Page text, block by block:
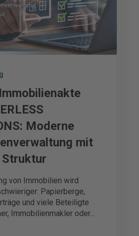
Moderne
mit
von Immobilien wird
Papierberge,
und viele Beteiligte
Immobilienmakler oder...